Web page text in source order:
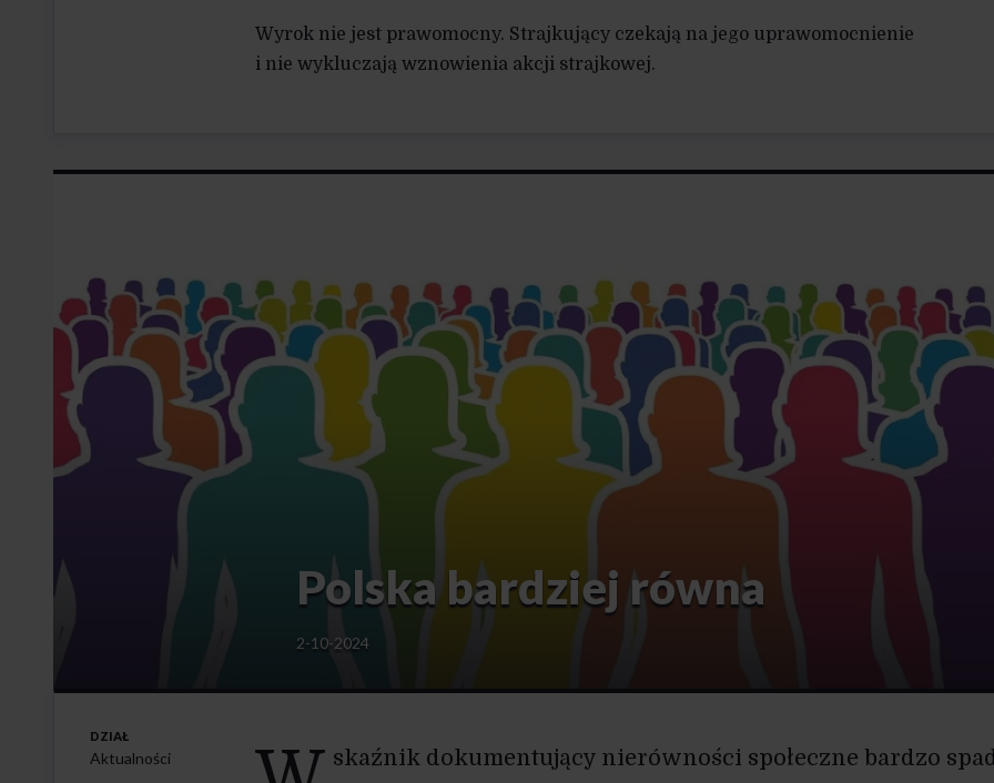
Wyrok nie jest prawomocny. Strajkujący czekają na jego uprawomocnienie
i nie wykluczają wznowienia akcji strajkowej.
Polska bardziej równa
2-10-2024
skaźnik dokumentujący nierówności społeczne bardzo
DZIAŁ
Aktualności